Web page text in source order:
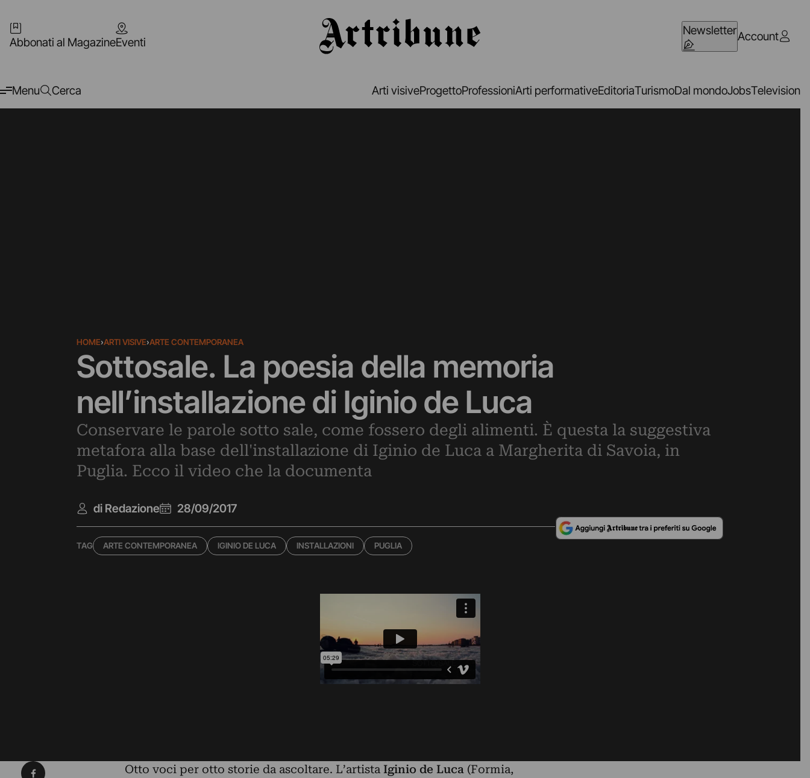
Abbonati al MagazineEventi
NewsletterAccount
Menu Cerca Arti visiveProgettoProfessioniArti performativeEditoriaTurismoDal mondoJobsTelevision
HOME›ARTI VISIVE›ARTE CONTEMPORANEA
Sottosale. La poesia della memoria
nell’installazione di Iginio de Luca
Conservare le parole sotto sale, come fossero degli alimenti. È questa la suggestiva
metafora alla base dell'installazione di Iginio de Luca a Margherita di Savoia, in
Puglia. Ecco il video che la documenta
di Redazione 28/09/2017
TAG ARTE CONTEMPORANEA IGINIO DE LUCA INSTALLAZIONI PUGLIA
Otto voci per otto storie da ascoltare. L’artista Iginio de Luca(Formia,
Condividi su Facebook